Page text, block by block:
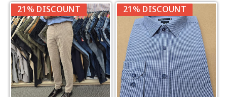
21% DISCOUNT 21% DISCOUNT